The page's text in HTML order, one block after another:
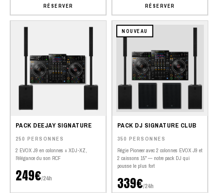
RÉSERVER RÉSERVER
PACK DEEJAY SIGNATURE
250 PERSONNES
2 EVOX J9 en colonnes + XDJ-XZ,
l'élégance du son RCF
249€/24h
NOUVEAU
PACK DJ SIGNATURE CLUB
350 PERSONNES
Régie Pioneer avec 2 colonnes EVOX J9 et
2 caissons 15" — notre pack DJ qui
pousse le plus fort
339€/24h